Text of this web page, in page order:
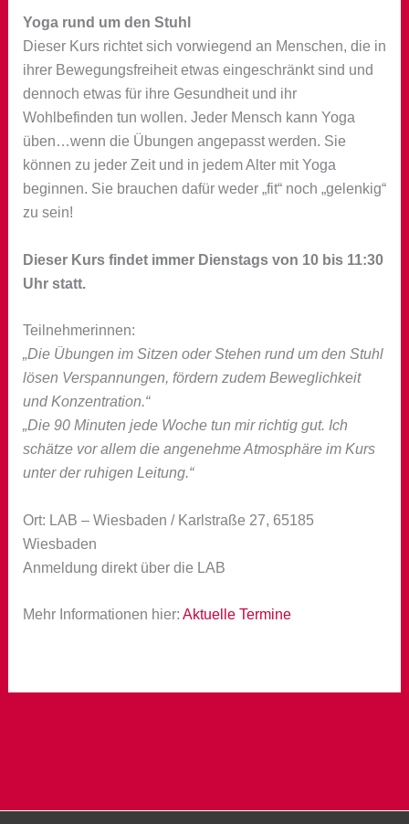
Yoga rund um den Stuhl
Dieser Kurs richtet sich vorwiegend an Menschen, die in
ihrer Bewegungsfreiheit etwas eingeschränkt sind und
dennoch etwas für ihre Gesundheit und ihr
Wohlbefinden tun wollen. Jeder Mensch kann Yoga
üben…wenn die Übungen angepasst werden. Sie
können zu jeder Zeit und in jedem Alter mit Yoga
beginnen. Sie brauchen dafür weder „fit“ noch „gelenkig“
zu sein!
Dieser Kurs findet immer Dienstags von 10 bis 11:30
Uhr statt.
Teilnehmerinnen:
„Die Übungen im Sitzen oder Stehen rund um den Stuhl
lösen Verspannungen, fördern zudem Beweglichkeit
und Konzentration.“
„Die 90 Minuten jede Woche tun mir richtig gut. Ich
schätze vor allem die angenehme Atmosphäre im Kurs
unter der ruhigen Leitung.“
Ort: LAB – Wiesbaden / Karlstraße 27, 65185
Wiesbaden
Anmeldung direkt über die LAB
Mehr Informationen hier: Aktuelle Termine